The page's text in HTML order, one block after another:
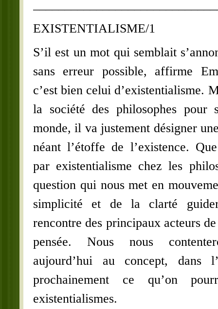
EXISTENTIALISME/1
S’il est un mot qui semblait
sans erreur possible, affirme
c’est bien celui d’existentialisme.
la société des philosophes pour
monde, il va justement désigner
néant l’étoffe de l’existence.
par existentialisme chez les
question qui nous met en
simplicité et de la clarté
rencontre des principaux acteurs
pensée. Nous nous
aujourd’hui au concept, dans
prochainement ce qu’on
existentialismes.